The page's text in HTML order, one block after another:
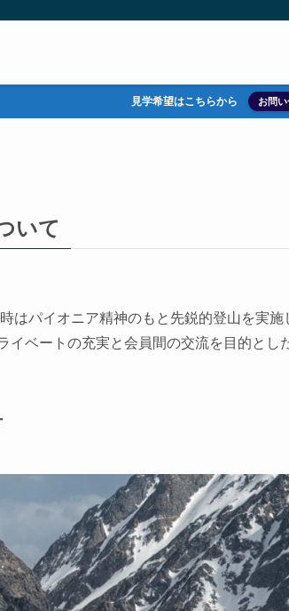
見学希望はこちらから お問
いて
はパイオニア精神のもと先鋭的登山を実
イベートの充実と会員間の交流を目的とし